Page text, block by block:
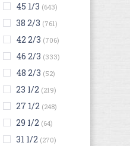
45 1/3 (643)
38 2/3 (761)
42 2/3 (706)
46 2/3 (333)
48 2/3 (52)
23 1/2 (219)
27 1/2 (248)
29 1/2 (64)
31 1/2 (270)